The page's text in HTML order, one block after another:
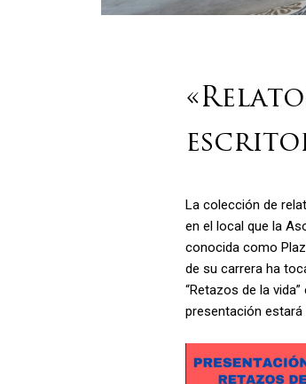
La colección de
en el local que la
conocida como
de su carrera ha
“Retazos de la
presentación estará